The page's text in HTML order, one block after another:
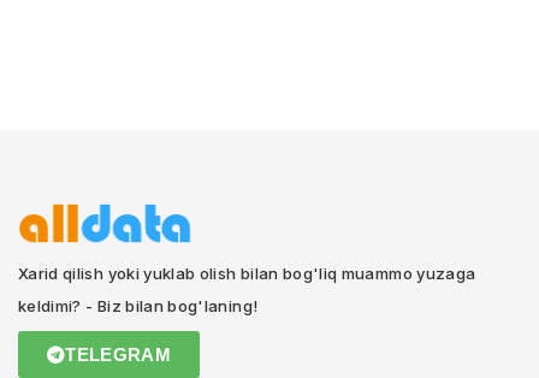
Xarid qilish yoki yuklab olish bilan bog'liq muammo yuzaga
keldimi? - Biz bilan bog'laning!
TELEGRAM